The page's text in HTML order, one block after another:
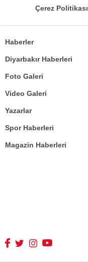
Çerez Politikası
Haberler
Diyarbakır Haberleri
Foto Galeri
Video Galeri
Yazarlar
Spor Haberleri
Magazin Haberleri